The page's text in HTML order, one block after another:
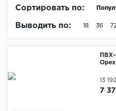
Сортировать по:
Выводить по: 18 36
ПВХ-
7
13